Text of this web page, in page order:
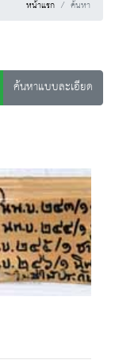
หน้าแรก ค้นหา
ค้นหาแบบละเอียด